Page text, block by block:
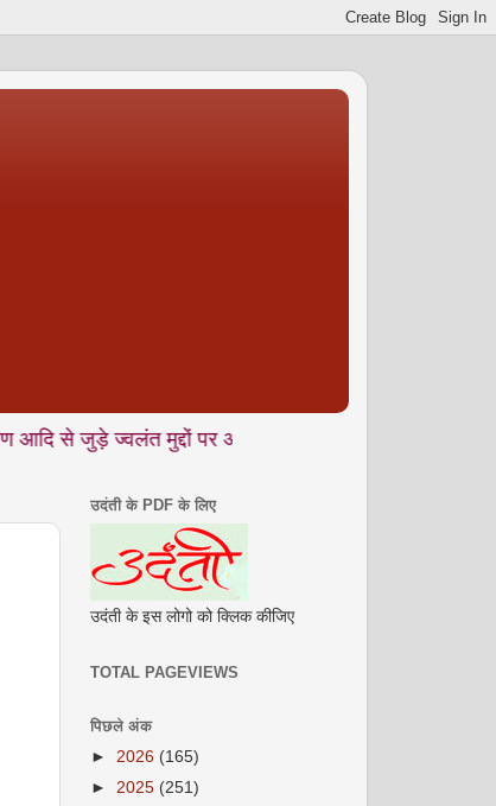
मुद्दों पर आलेख, और साथ में अनकही • यात्रा वृतांत •
उदंती के PDF के लिए
उदंती के इस लोगो को क्लिक कीजिए
TOTAL PAGEVIEWS
पिछले अंक
► 2026 (165)
► 2025 (251)